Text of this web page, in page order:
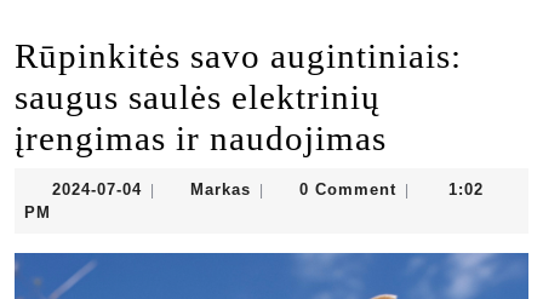
Rūpinkitės savo augintiniais:
saugus saulės elektrinių
įrengimas ir naudojimas
2024-07-042024-
Markas Markas0 Comment
1:02
PM